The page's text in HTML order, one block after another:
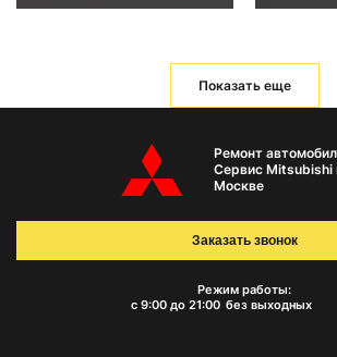
Показать еще
Ремонт
Сервис Mitsubishi
Москве
Режим работы:
с 9:00 до 21:00 без выходных
Заказать звонок